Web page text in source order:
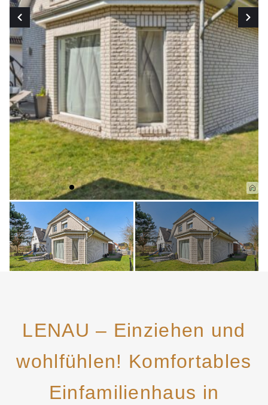
LENAU – Einziehen und
wohlfühlen! Komfortables
Einfamilienhaus in